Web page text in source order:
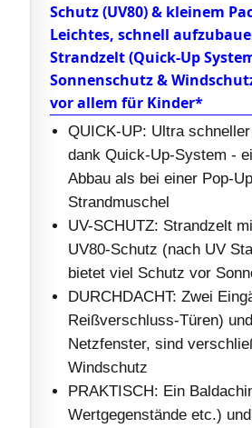
Schutz (UV80) & kleinem
Leichtes, schnell
Strandzelt (Quick-Up
Sonnenschutz &
vor allem für Kinder*
QUICK-UP: Ultra
dank Quick-Up-System -
Abbau als bei einer Pop-Up
Strandmuschel
UV-SCHUTZ: Strandzelt
UV80-Schutz (nach UV
bietet viel Schutz vor
DURCHDACHT: Zwei
Reißverschluss-Türen)
Netzfenster, sind
Windschutz
PRAKTISCH: Ein
Wertgegenstände etc.)